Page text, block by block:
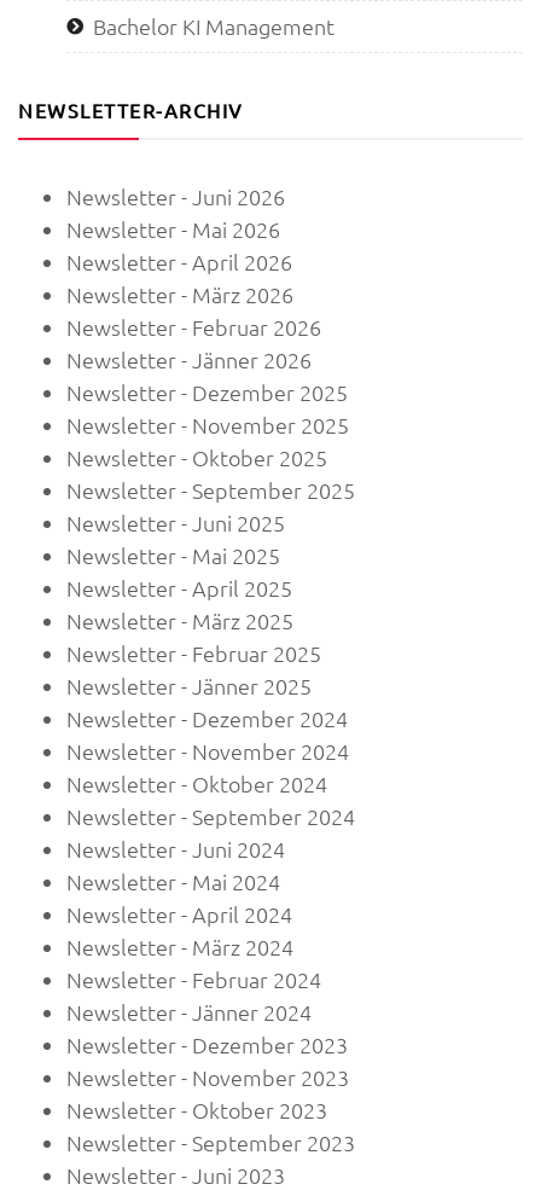
Bachelor KI Management
NEWSLETTER-ARCHIV
Newsletter - Juni 2026
Newsletter - Mai 2026
Newsletter - April 2026
Newsletter - März 2026
Newsletter - Februar 2026
Newsletter - Jänner 2026
Newsletter - Dezember 2025
Newsletter - November 2025
Newsletter - Oktober 2025
Newsletter - September 2025
Newsletter - Juni 2025
Newsletter - Mai 2025
Newsletter - April 2025
Newsletter - März 2025
Newsletter - Februar 2025
Newsletter - Jänner 2025
Newsletter - Dezember 2024
Newsletter - November 2024
Newsletter - Oktober 2024
Newsletter - September 2024
Newsletter - Juni 2024
Newsletter - Mai 2024
Newsletter - April 2024
Newsletter - März 2024
Newsletter - Februar 2024
Newsletter - Jänner 2024
Newsletter - Dezember 2023
Newsletter - November 2023
Newsletter - Oktober 2023
Newsletter - September 2023
Newsletter - Juni 2023